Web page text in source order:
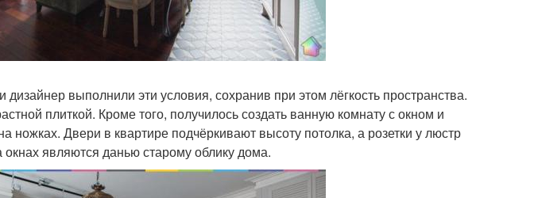
дизайнер выполнили эти условия, сохранив при этом лёгкость пространства.
плиткой. Кроме того, получилось создать ванную комнату с окном и
ножках. Двери в квартире подчёркивают высоту потолка, а розетки у люстр
являются данью старому облику дома.